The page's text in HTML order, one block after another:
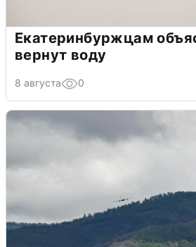
Екатеринбуржцам
вернут воду
8 августа 0